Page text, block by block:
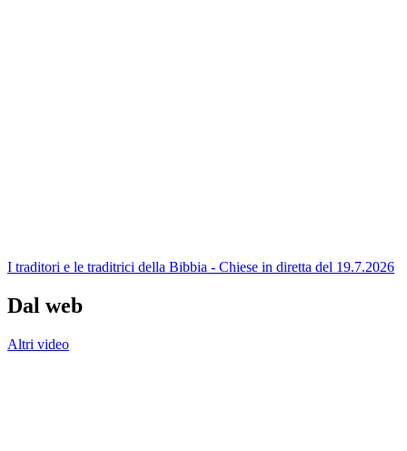
I traditori e le traditrici della Bibbia - Chiese in diretta del 19.7.2026
Dal web
Altri video